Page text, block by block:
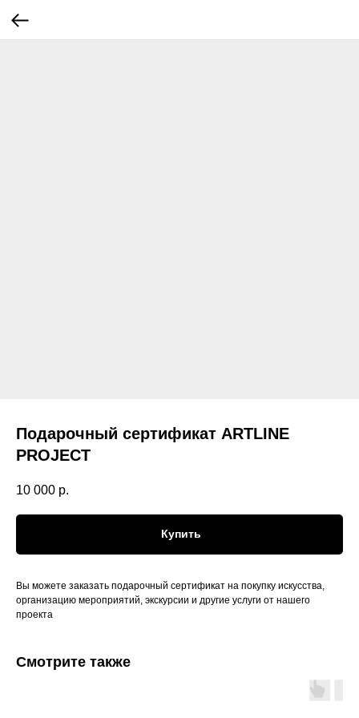
Подарочный сертификат ARTLINE
PROJECT
10 000 р.
Купить
Вы можете заказать подарочный сертификат на покупку искусства,
организацию мероприятий, экскурсии и другие услуги от нашего
проекта
Смотрите также